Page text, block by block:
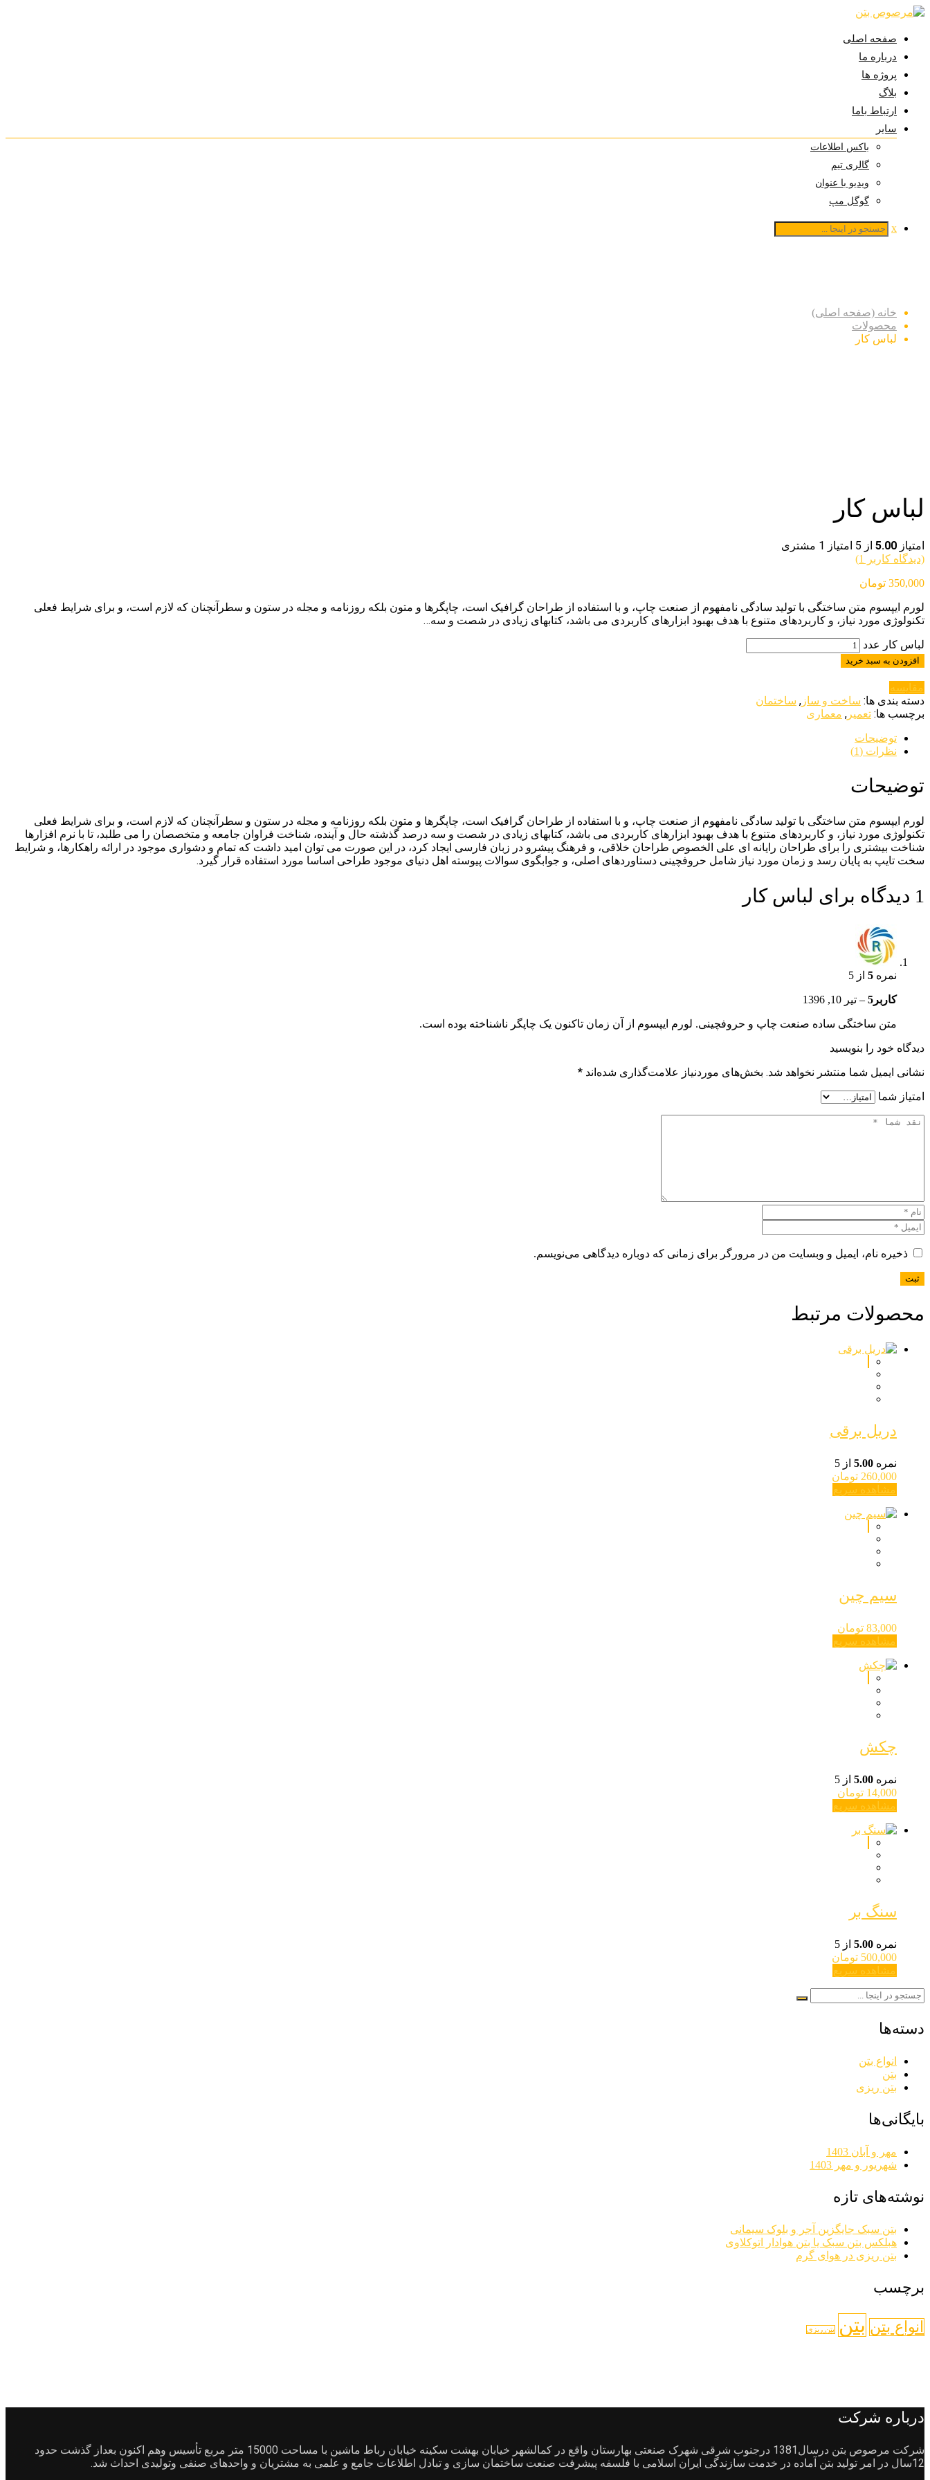
صفحه اصلی
درباره ما
پروژه ها
بلاگ
ارتباط باما
سایر
باکس اطلاعات
گالری تیم
ویدیو با عنوان
گوگل مپ
x
خانه (صفحه اصلی)
محصولات
لباس کار
لباس کار
امتیاز 5.00 از 5 امتیاز 1 مشتری
(دیدگاه کاربر 1
)
350,000 تومان
لورم ایپسوم متن ساختگی با تولید سادگی نامفهوم از صنعت چاپ، و با استفاده از طراحان گرافیک است، چاپگرها و متون بلکه روزنامه و مجله در ستون و سطرآنچنان که لازم است، و برای شرایط فعلی
تکنولوژی مورد نیاز، و کاربردهای متنوع با هدف بهبود ابزارهای کاربردی می باشد، کتابهای زیادی در شصت و سه…
لباس کار عدد
افزودن به سبد خرید
مقایسه
دسته بندی ها: ساخت و ساز , ساختمان
برچسب ها: تعمیر , معماری
توضیحات
نظرات (1)
توضیحات
لورم ایپسوم متن ساختگی با تولید سادگی نامفهوم از صنعت چاپ، و با استفاده از طراحان گرافیک است، چاپگرها و متون بلکه روزنامه و مجله در ستون و سطرآنچنان که لازم است، و برای شرایط فعلی
تکنولوژی مورد نیاز، و کاربردهای متنوع با هدف بهبود ابزارهای کاربردی می باشد، کتابهای زیادی در شصت و سه درصد گذشته حال و آینده، شناخت فراوان جامعه و متخصصان را می طلبد، تا با نرم افزارها
شناخت بیشتری را برای طراحان رایانه ای علی الخصوص طراحان خلاقی، و فرهنگ پیشرو در زبان فارسی ایجاد کرد، در این صورت می توان امید داشت که تمام و دشواری موجود در ارائه راهکارها، و شرایط
سخت تایپ به پایان رسد و زمان مورد نیاز شامل حروفچینی دستاوردهای اصلی، و جوابگوی سوالات پیوسته اهل دنیای موجود طراحی اساسا مورد استفاده قرار گیرد.
1 دیدگاه برای لباس کار
نمره 5 از 5
کاربر5 – تیر 10, 1396
متن ساختگی ساده صنعت چاپ و حروفچینی. لورم ایپسوم از آن زمان تاکنون یک چاپگر ناشناخته بوده است.
دیدگاه خود را بنویسید
نشانی ایمیل شما منتشر نخواهد شد. بخش‌های موردنیاز علامت‌گذاری شده‌اند *
امتیاز شما
ذخیره نام، ایمیل و وبسایت من در مرورگر برای زمانی که دوباره دیدگاهی می‌نویسم.
محصولات مرتبط
دریل برقی
نمره 5.00 از 5
260,000 تومان
مشاهده سریع
سیم چین
83,000 تومان
مشاهده سریع
چکش
نمره 5.00 از 5
14,000 تومان
مشاهده سریع
سنگ بر
نمره 5.00 از 5
500,000 تومان
مشاهده سریع
دسته‌ها
انواع بتن
بتن
بتن ریزی
بایگانی‌ها
مهر و آبان 1403
شهریور و مهر 1403
نوشته‌های تازه
بتن سبک جایگزین آجر و بلوک سیمانی
هبلکس بتن سبک یا بتن هوادار اتوکلاوی
بتن ریزی در هوای گرم
برچسب
انواع بتن بتن بتن ریزی
درباره شرکت
شرکت مرصوص بتن درسال1381 درجنوب شرقی شهرک صنعتی بهارستان واقع در کمالشهر خیابان بهشت سکینه خیابان رباط ماشین با مساحت 15000 متر مربع تأسیس وهم اکنون بعداز گذشت حدود
12سال در امر تولید بتن آماده در خدمت سازندگی ایران اسلامی با فلسفه پیشرفت صنعت ساختمان سازی و تبادل اطلاعات جامع و علمی به مشتریان و واحدهای صنفی وتولیدی احداث شد.